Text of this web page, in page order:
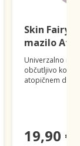
Skin
mazilo
Univerzalno
občutljivo kožo,
atopičnem
19,90 €